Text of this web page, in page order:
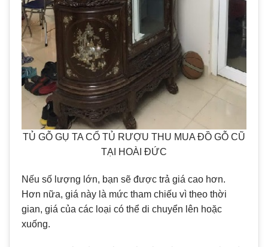
TỦ GỖ GỤ TA CỔ TỦ RƯỢU THU MUA ĐỒ GỖ CŨ
TẠI HOÀI ĐỨC
Nếu số lượng lớn, bạn sẽ được trả giá cao hơn.
Hơn nữa, giá này là mức tham chiếu vì theo thời
gian, giá của các loại có thể di chuyển lên hoặc
xuống.